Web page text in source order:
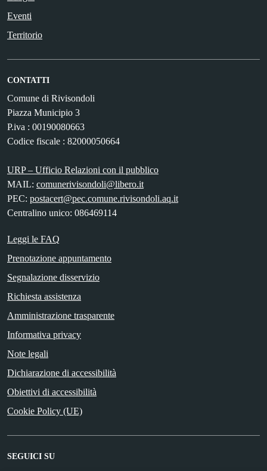
Eventi
Territorio
CONTATTI
Comune di Rivisondoli
Piazza Municipio 3
P.iva : 00190080663
Codice fiscale : 82000050664
URP – Ufficio Relazioni con il pubblico
MAIL: comunerivisondoli@libero.it
PEC: postacert@pec.comune.rivisondoli.aq.it
Centralino unico: 086469114
Leggi le FAQ
Prenotazione appuntamento
Segnalazione disservizio
Richiesta assistenza
Amministrazione trasparente
Informativa privacy
Note legali
Dichiarazione di accessibilità
Obiettivi di accessibilità
Cookie Policy (UE)
SEGUICI SU